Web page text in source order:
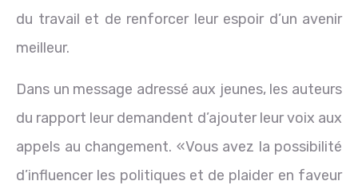
du travail et de renforcer leur espoir d’un avenir
meilleur.
Dans un message adressé aux jeunes, les auteurs
du rapport leur demandent d’ajouter leur voix aux
appels au changement. «Vous avez la possibilité
d’influencer les politiques et de plaider en faveur